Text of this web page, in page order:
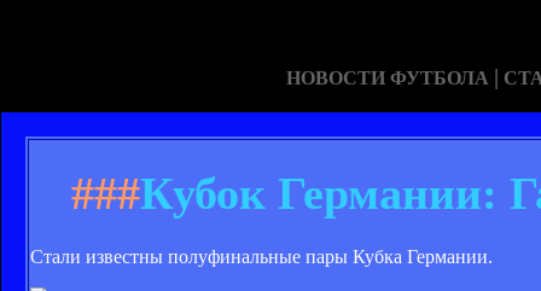
НОВОСТИ ФУТБОЛА |
###Кубок Германии:
Стали известны полуфинальные пары Кубка Германии.